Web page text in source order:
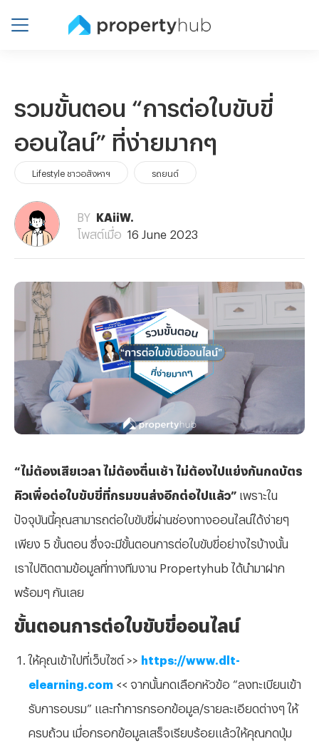
รวมขั้นตอน “การต่อใบขับขี่
ออนไลน์” ที่ง่ายมากๆ
Lifestyle ชาวอสังหาฯ รถยนต์
BY
KAiiW.
โพสต์เมื่อ
16 June 2023
“ไม่ต้องเสียเวลา ไม่ต้องตื่นเช้า ไม่ต้องไปแย่งกันกดบัตร
คิวเพื่อต่อใบขับขี่ที่กรมขนส่งอีกต่อไปแล้ว” เพราะใน
ปัจจุบันนี้คุณสามารถต่อใบขับขี่ผ่านช่องทางออนไลน์ได้ง่ายๆ
เพียง 5 ขั้นตอน ซึ่งจะมีขั้นตอนการต่อใบขับขี่อย่างไรบ้างนั้น
เราไปติดตามข้อมูลที่ทางทีมงาน Propertyhub ได้นำมาฝาก
พร้อมๆ กันเลย
ขั้นตอนการต่อใบขับขี่ออนไลน์
ให้คุณเข้าไปที่เว็บไซต์ >> https://www.dlt-
elearning.com << จากนั้นกดเลือกหัวข้อ “ลงทะเบียนเข้า
รับการอบรม” และทำการกรอกข้อมูล/รายละเอียดต่างๆ ให้
ครบถ้วน เมื่อกรอกข้อมูลเสร็จเรียบร้อยแล้วให้คุณกดปุ่ม